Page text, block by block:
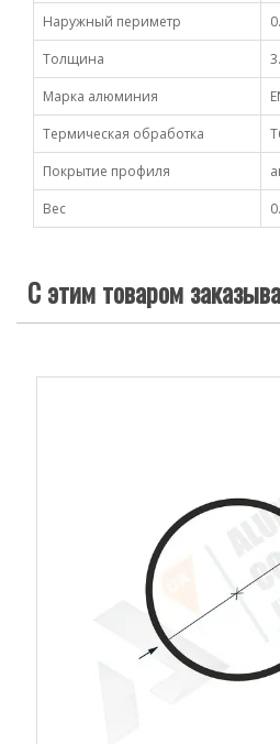
Наружный периметр
Толщина
Марка алюминия
Термическая обработка
Покрытие профиля
Вес
С этим товаром